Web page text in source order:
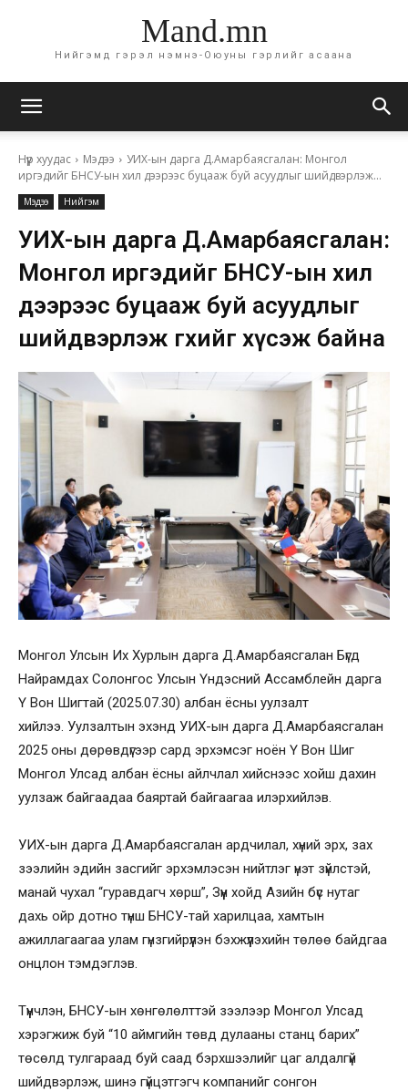
Mand.mn
Нийгэмд гэрэл нэмнэ-Оюуны гэрлийг асаана
Нүүр хуудас Мэдээ
УИХ-ын дарга Д.Амарбаясгалан: Монгол
иргэдийг БНСУ-ын хил дээрээс буцааж буй асуудлыг шийдвэрлэж...
Мэдээ Нийгэм
УИХ-ын дарга Д.Амарбаясгалан:
Монгол иргэдийг БНСУ-ын хил
дээрээс буцааж буй асуудлыг
шийдвэрлэж өгөхийг хүсэж байна
Монгол Улсын Их Хурлын дарга Д.Амарбаясгалан Бүгд
Найрамдах Солонгос Улсын Үндэсний Ассамблейн дарга
Ү Вон Шигтай (2025.07.30) албан ёсны уулзалт
хийлээ. Уулзалтын эхэнд УИХ-ын дарга Д.Амарбаясгалан
2025 оны дөрөвдүгээр сард эрхэмсэг ноён Ү Вон Шиг
Монгол Улсад албан ёсны айлчлал хийснээс хойш дахин
уулзаж байгаадаа баяртай байгаагаа илэрхийлэв.
УИХ-ын дарга Д.Амарбаясгалан ардчилал, хүний эрх, зах
зээлийн эдийн засгийг эрхэмлэсэн нийтлэг үнэт зүйлстэй,
манай чухал “гуравдагч хөрш”, Зүүн хойд Азийн бүс нутаг
дахь ойр дотно түнш БНСУ-тай харилцаа, хамтын
ажиллагаагаа улам гүнзгийрүүлэн бэхжүүлэхийн төлөө байдгаа
онцлон тэмдэглэв.
Түүнчлэн, БНСУ-ын хөнгөлөлттэй зээлээр Монгол Улсад
хэрэгжиж буй “10 аймгийн төвд дулааны станц барих”
төсөлд тулгараад буй саад бэрхшээлийг цаг алдалгүй
шийдвэрлэж, шинэ гүйцэтгэгч компанийг сонгон